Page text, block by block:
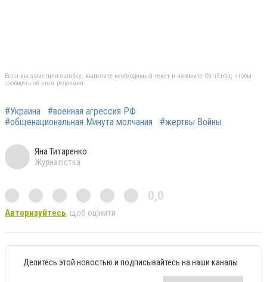
Если вы заметили ошибку, выделите необходимый текст и нажмите Ctrl+Enter, чтобы
сообщить об этом редакции
#Украина
#военная агрессия РФ
#общенациональная Минута молчания
#жертвы Войны
Яна Титаренко
Журналістка
0,0
Авторизуйтесь, щоб оцінити
Делитесь этой новостью и подписывайтесь на наши каналы